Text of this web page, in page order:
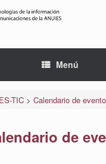
Menú
TIC> Calendario de
de